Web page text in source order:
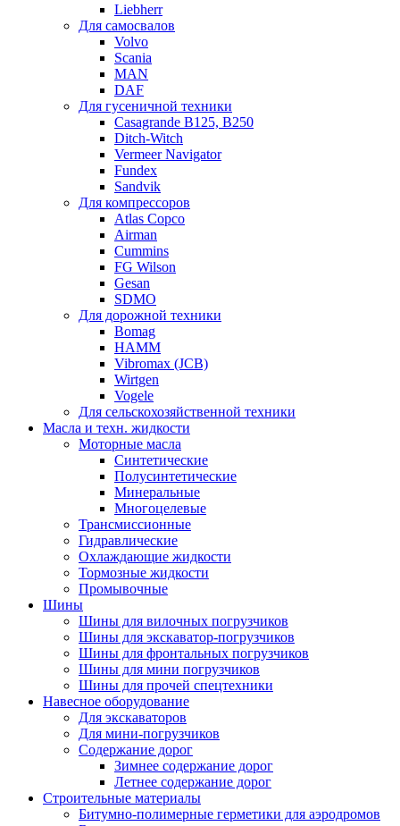
Liebherr
Для самосвалов
Volvo
Scania
MAN
DAF
Для гусеничной техники
Casagrande B125, B250
Ditch-Witch
Vermeer Navigator
Fundex
Sandvik
Для компрессоров
Atlas Copco
Airman
Cummins
FG Wilson
Gesan
SDMO
Для дорожной техники
Bomag
HAMM
Vibromax (JCB)
Wirtgen
Vogele
Для сельскохозяйственной техники
Масла и техн. жидкости
Моторные масла
Синтетические
Полусинтетические
Минеральные
Многоцелевые
Трансмиссионные
Гидравлические
Охлаждающие жидкости
Тормозные жидкости
Промывочные
Шины
Шины для вилочных погрузчиков
Шины для экскаватор-погрузчиков
Шины для фронтальных погрузчиков
Шины для мини погрузчиков
Шины для прочей спецтехники
Навесное оборудование
Для экскаваторов
Для мини-погрузчиков
Содержание дорог
Зимнее содержание дорог
Летнее содержание дорог
Строительные материалы
Битумно-полимерные герметики для аэродромов